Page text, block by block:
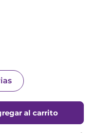
al carrito